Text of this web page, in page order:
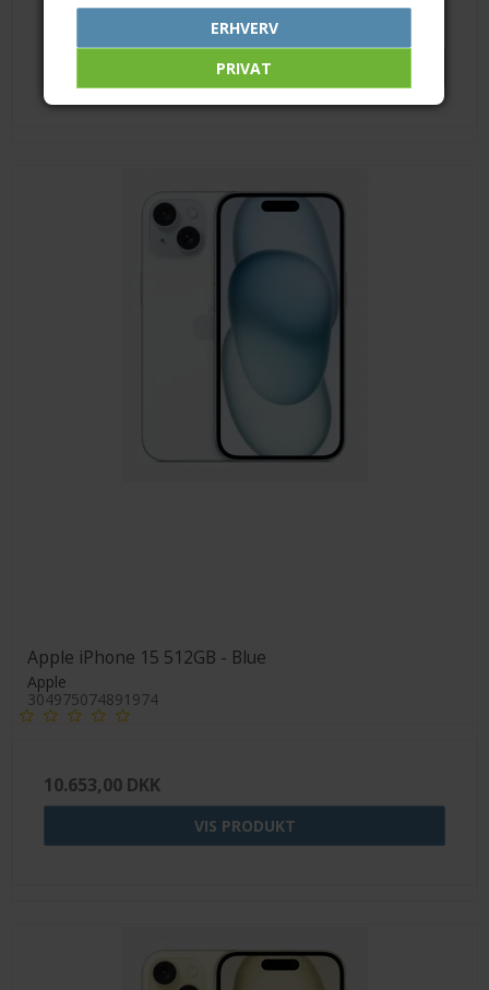
VIS PRODUKT
Apple iPhone 15 512GB - Blue
Apple
304975074891974
10.653,00 DKK
VIS PRODUKT
ERHVERV
PRIVAT